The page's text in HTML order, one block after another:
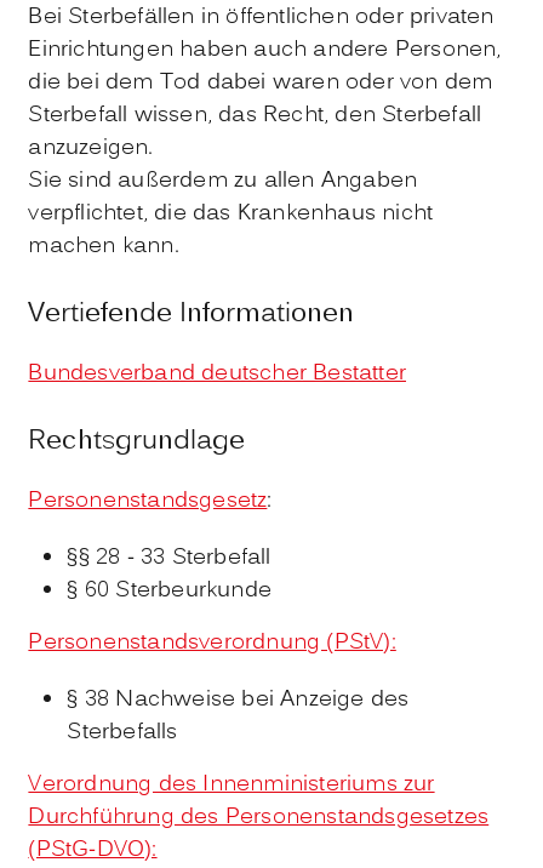
Bei Sterbefällen in öffentlichen oder privaten
Einrichtungen haben auch andere Personen,
die bei dem Tod dabei waren oder von dem
Sterbefall wissen, das Recht, den Sterbefall
anzuzeigen.
Sie sind außerdem zu allen Angaben
verpflichtet, die das Krankenhaus nicht
machen kann.
Vertiefende Informationen
Bundesverband deutscher Bestatter
Rechtsgrundlage
Personenstandsgesetz:
§§ 28 - 33 Sterbefall
§ 60 Sterbeurkunde
Personenstandsverordnung (PStV):
§ 38 Nachweise bei Anzeige des
Sterbefalls
Verordnung des Innenministeriums zur
Durchführung des Personenstandsgesetzes
(PStG-DVO):